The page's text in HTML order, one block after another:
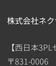
株式会社ネ
【西日本
〒831-0006